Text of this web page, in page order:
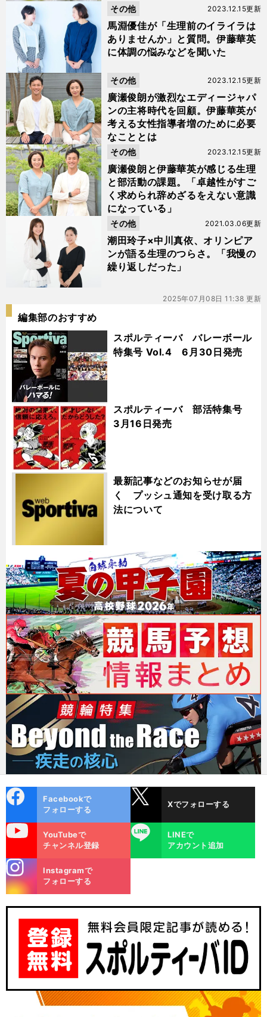
馬淵優佳が「生理前のイライラは
ありませんか」と質問。伊藤華英
に体調の悩みなどを聞いた
2023.12.15更新
その他
廣瀬俊朗が激烈なエディージャパ
ンの主将時代を回顧。伊藤華英が
考える女性指導者増のために必要
なこととは
2023.12.15更新
その他
廣瀬俊朗と伊藤華英が感じる生理
と部活動の課題。「卓越性がすご
く求められ辞めざるをえない意識
になっている」
2023.12.15更新
その他
潮田玲子×中川真依、オリンピア
ンが語る生理のつらさ。「我慢の
繰り返しだった」
2021.03.06更新
その他
2025年07月08日 11:38 更新
編集部のおすすめ
スポルティーバ バレーボール
特集号 Vol.4 6月30日発売
スポルティーバ 部活特集号
3月16日発売
最新記事などのお知らせが届
く プッシュ通知を受け取る方
法について
ok
Facebookで
フォローする
Xでフォローする
YouTubeで
チャンネル登録
LINE
LINEで
アカウント追加
m
Instagramで
フォローする